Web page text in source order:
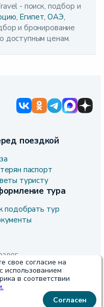
- поиск, подбор и
Египет, ОАЭ,
и бронирование
доступным ценам.
поездкой
паспорт
туристу
тура
подобрать тур
143421, Московская
дор.Балтия, дом
101.
определяемой
исключительно
свое согласие на
использованием
в соответствии
Согласен